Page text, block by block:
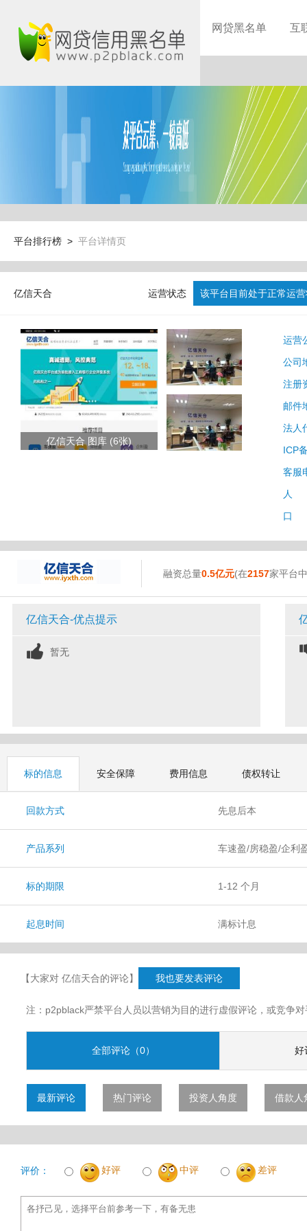
网贷黑名单 互
平台排行榜 > 平台详情页
亿信天合 运营状态 该平台目前处于正常运
亿信天合 图库 (6张)
运营
公司
注册
邮件
法人
ICP
客服
人
口
融资总量0.5亿元(在2157家平台
亿信天合-优点提示
暂无
标的信息 安全保障 费用信息 债权转让
回款方式 先息后本
产品系列 车速盈/房稳盈/企利
标的期限 1-12 个月
起息时间 满标计息
【大家对 亿信天合的评论】 我也要发表评论
注：p2pblack严禁平台人员以营销为目的进行虚假评论，或竞争
全部评论（0） 好
最新评论 热门评论 投资人角度 借款人
评价： 好评 中评 差评